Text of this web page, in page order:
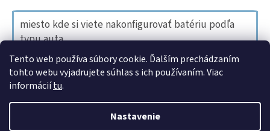
Tento web používa súbory cookie. Ďalším prechádzaním
tohto webu vyjadrujete súhlas s ich používaním. Viac
informáciítu.
Nastavenie
miesto kde si viete nakonfigurovať batériu podľa
typu auta